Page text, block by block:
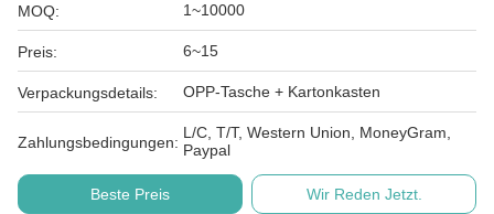
MOQ: 1~10000
Preis: 6~15
Verpackungsdetails: OPP-Tasche + Kartonkasten
Zahlungsbedingungen:
L/C, T/T, Western Union, MoneyGram,
Paypal
Beste Preis Wir Reden Jetzt.